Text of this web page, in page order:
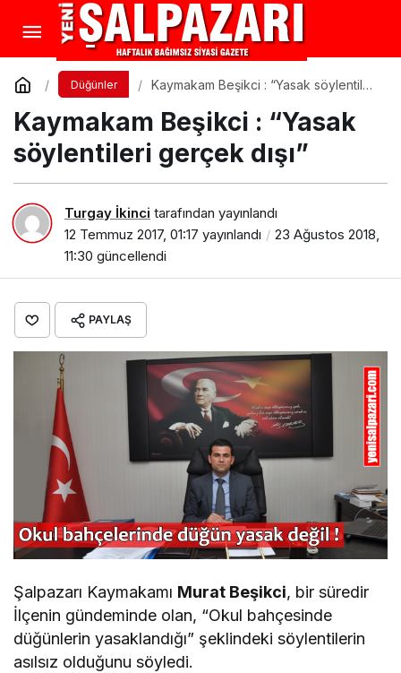
Düğünler
Kaymakam Beşikci : “Yasak söylentileri
Kaymakam Beşikci : “Yasak
söylentileri gerçek dışı”
Turgay İkinci tarafından yayınlandı
12 Temmuz 2017, 01:17 yayınlandı
23 Ağustos 2018,
11:30 güncellendi
PAYLAŞ
Şalpazarı Kaymakamı Murat Beşikci, bir süredir
İlçenin gündeminde olan, “Okul bahçesinde
düğünlerin yasaklandığı” şeklindeki söylentilerin
asılsız olduğunu söyledi.